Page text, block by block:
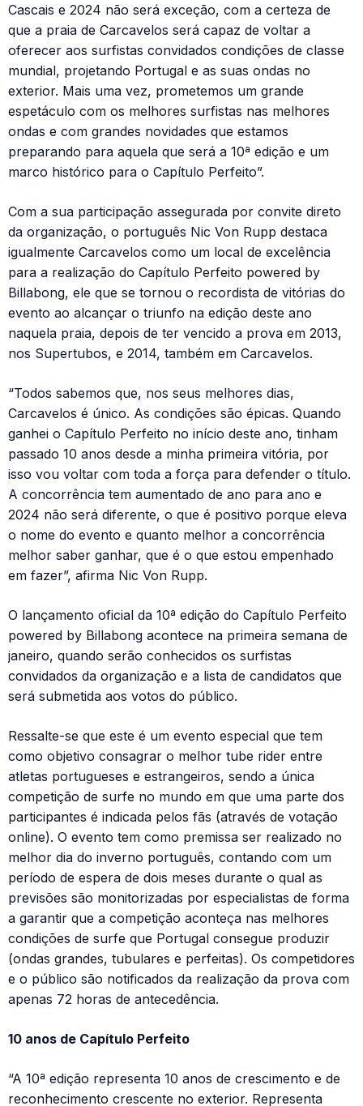
Cascais e 2024 não será exceção, com a certeza de
que a praia de Carcavelos será capaz de voltar a
oferecer aos surfistas convidados condições de classe
mundial, projetando Portugal e as suas ondas no
exterior. Mais uma vez, prometemos um grande
espetáculo com os melhores surfistas nas melhores
ondas e com grandes novidades que estamos
preparando para aquela que será a 10ª edição e um
marco histórico para o Capítulo Perfeito”.
Com a sua participação assegurada por convite direto
da organização, o português Nic Von Rupp destaca
igualmente Carcavelos como um local de excelência
para a realização do Capítulo Perfeito powered by
Billabong, ele que se tornou o recordista de vitórias do
evento ao alcançar o triunfo na edição deste ano
naquela praia, depois de ter vencido a prova em 2013,
nos Supertubos, e 2014, também em Carcavelos.
“Todos sabemos que, nos seus melhores dias,
Carcavelos é único. As condições são épicas. Quando
ganhei o Capítulo Perfeito no início deste ano, tinham
passado 10 anos desde a minha primeira vitória, por
isso vou voltar com toda a força para defender o título.
A concorrência tem aumentado de ano para ano e
2024 não será diferente, o que é positivo porque eleva
o nome do evento e quanto melhor a concorrência
melhor saber ganhar, que é o que estou empenhado
em fazer”, afirma Nic Von Rupp.
O lançamento oficial da 10ª edição do Capítulo Perfeito
powered by Billabong acontece na primeira semana de
janeiro, quando serão conhecidos os surfistas
convidados da organização e a lista de candidatos que
será submetida aos votos do público.
Ressalte-se que este é um evento especial que tem
como objetivo consagrar o melhor tube rider entre
atletas portugueses e estrangeiros, sendo a única
competição de surfe no mundo em que uma parte dos
participantes é indicada pelos fãs (através de votação
online). O evento tem como premissa ser realizado no
melhor dia do inverno português, contando com um
período de espera de dois meses durante o qual as
previsões são monitorizadas por especialistas de forma
a garantir que a competição aconteça nas melhores
condições de surfe que Portugal consegue produzir
(ondas grandes, tubulares e perfeitas). Os competidores
e o público são notificados da realização da prova com
apenas 72 horas de antecedência.
10 anos de Capítulo Perfeito
“A 10ª edição representa 10 anos de crescimento e de
reconhecimento crescente no exterior. Representa